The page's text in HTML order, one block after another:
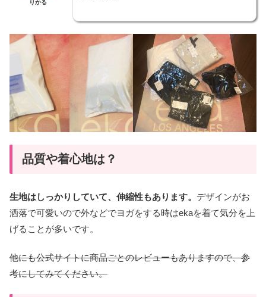
りかる
品質や着心地は？
生地はしっかりしていて、伸縮性もあります。 デザインがお
洒落で可愛いので外などでヨガをする時はekaを着て気分を上
げることが多いです。
他にも公式サイトに商品ごとのレビューもありますので、参
考にしてみてください。